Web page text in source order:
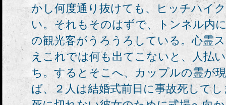
かし何度通り抜けても、ヒッチハイ
い。それもそのはずで、トンネル内
の観光客がうろうろしている。心霊
えこれでは何も出てこないと、人払
ち。するとそこへ、カップルの霊が
ば、２人は結婚式前日に事故死して